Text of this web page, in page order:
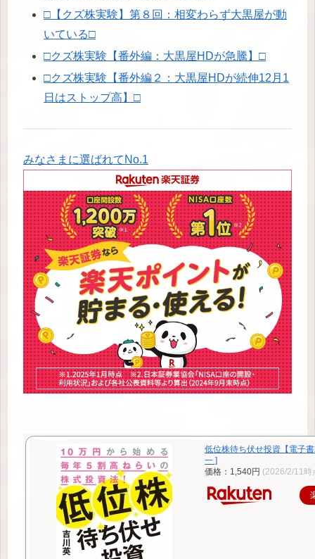
□【クズ株実験】第８回：相変わらず大黒屋が動
いている□
□クズ株実験【番外編：大黒屋HDが急騰】□
□クズ株実験【番外編２：大黒屋HDが続伸12月1
日はストップ高】□
みなさまに選ばれてNo.1
低位株待ち伏せ投資【電子
一 ]
価格：1,540円 (2026/2/11時